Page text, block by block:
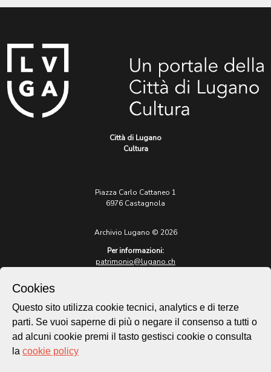
Città di Lugano
Cultura
Piazza Carlo Cattaneo 1
6976 Castagnola
Archivio Lugano © 2026
Per informazioni:
patrimonio@lugano.ch
lugano.ch
Cookie policy
Cookies
Questo sito utilizza cookie tecnici, analytics e di terze
parti. Se vuoi saperne di più o negare il consenso a tutti o
ad alcuni cookie premi il tasto gestisci cookie o consulta
la cookie policy